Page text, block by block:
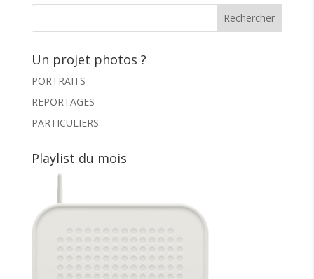
Un projet photos ?
PORTRAITS
REPORTAGES
PARTICULIERS
Playlist du mois